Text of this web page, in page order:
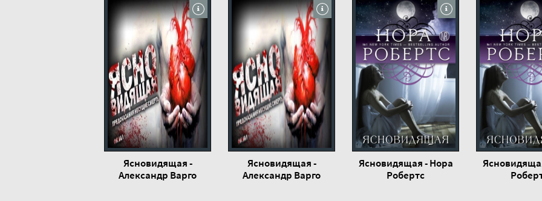
Ясновидящая -
Александр Варго
Ясновидящая -
Александр Варго
Ясновидящая - Нора
Робертс